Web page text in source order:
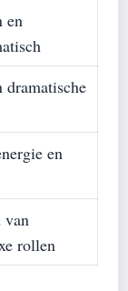
en
dramatische
en
van
rollen